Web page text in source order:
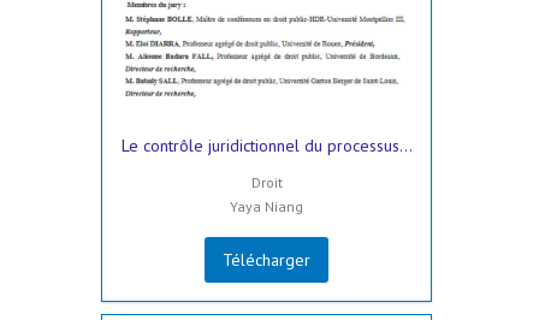
Le contrôle juridictionnel du processus...
Droit
Yaya Niang
Télécharger